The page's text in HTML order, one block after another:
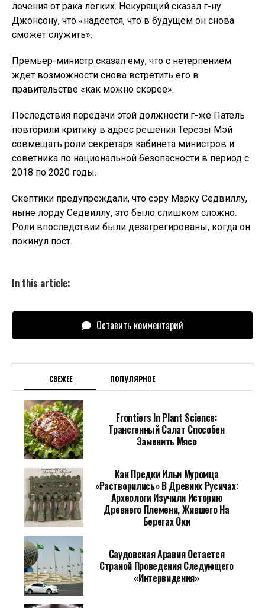
лечения от рака легких. Некурящий сказал г-ну
Джонсону, что «надеется, что в будущем он снова
сможет служить».
Премьер-министр сказал ему, что с нетерпением
ждет возможности снова встретить его в
правительстве «как можно скорее».
Последствия передачи этой должности г-же Патель
повторили критику в адрес решения Терезы Мэй
совмещать роли секретаря кабинета министров и
советника по национальной безопасности в период с
2018 по 2020 годы.
Скептики предупреждали, что сэру Марку Седвиллу,
ныне лорду Седвиллу, это было слишком сложно.
Роли впоследствии были дезагрегированы, когда он
покинул пост.
In this article:
Оставить комментарий
СВЕЖЕЕ ПОПУЛЯРНОЕ
Frontiers In Plant Science:
Трансгенный Салат Способен
Заменить Мясо
Как Предки Ильи Муромца
«растворились» В Древних Русичах:
Археологи Изучили Историю
Древнего Племени, Жившего На
Берегах Оки
Саудовская Аравия Остается
Страной Проведения Следующего
«Интервидения»